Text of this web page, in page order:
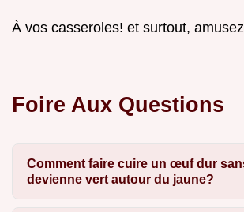
À vos casseroles! et surtout,
Foire Aux Questions
Comment faire cuire un œuf dur
devienne vert autour du jaune?